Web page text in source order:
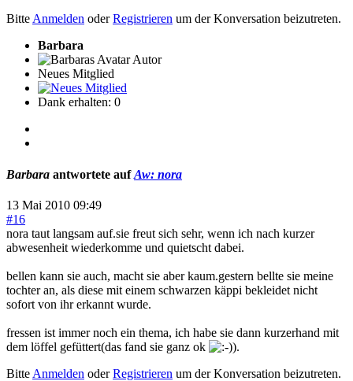
BitteAnmelden oderRegistrieren um der Konversation beizutreten.
Barbara
Autor
Neues Mitglied
Dank erhalten: 0
Barbara antwortete aufAw: nora
13 Mai 2010 09:49
#16
nora taut langsam auf.sie freut sich sehr, wenn ich nach kurzer
abwesenheit wiederkomme und quietscht dabei.
bellen kann sie auch, macht sie aber kaum.gestern bellte sie meine
tochter an, als diese mit einem schwarzen käppi bekleidet nicht
sofort von ihr erkannt wurde.
fressen ist immer noch ein thema, ich habe sie dann kurzerhand mit
dem löffel gefüttert(das fand sie ganz ok
).
Bitte Anmelden oderRegistrieren um der Konversation beizutreten.